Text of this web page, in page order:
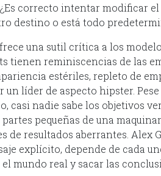
correcto intentar modificar
destino o está todo
una sutil crítica a los
tienen reminiscencias de las
estériles, repleto de
un líder de aspecto hipster.
casi nadie sabe los objetivos
partes pequeñas de una
de resultados aberrantes. Alex
explícito, depende de cada
mundo real y sacar las